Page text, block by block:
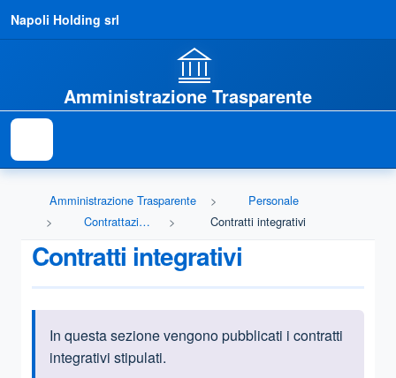
Napoli Holding srl
Amministrazione Trasparente
Amministrazione Trasparente
Personale
Contrattazione integrativa
Contratti integrativi
Contratti integrativi
Informazioni introduttive
In questa sezione vengono pubblicati i contratti
integrativi stipulati.